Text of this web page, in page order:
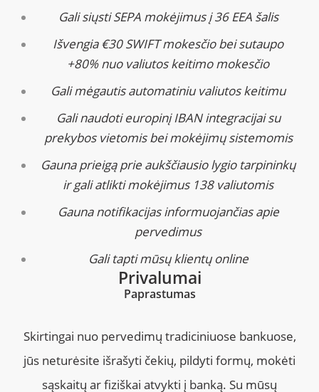
Gali siųsti SEPA mokėjimus į 36 EEA šalis
Išvengia €30 SWIFT mokesčio bei sutaupo
+80% nuo valiutos keitimo mokesčio
Gali mėgautis automatiniu valiutos keitimu
Gali naudoti europinį IBAN integracijai su
prekybos vietomis bei mokėjimų sistemomis
Gauna prieigą prie aukščiausio lygio tarpininkų
ir gali atlikti mokėjimus 138 valiutomis
Gauna notifikacijas informuojančias apie
pervedimus
Gali tapti mūsų klientų online
Privalumai
Paprastumas
Skirtingai nuo pervedimų tradiciniuose bankuose,
jūs neturėsite išrašyti čekių, pildyti formų, mokėti
sąskaitų ar fiziškai atvykti į banką. Su mūsų